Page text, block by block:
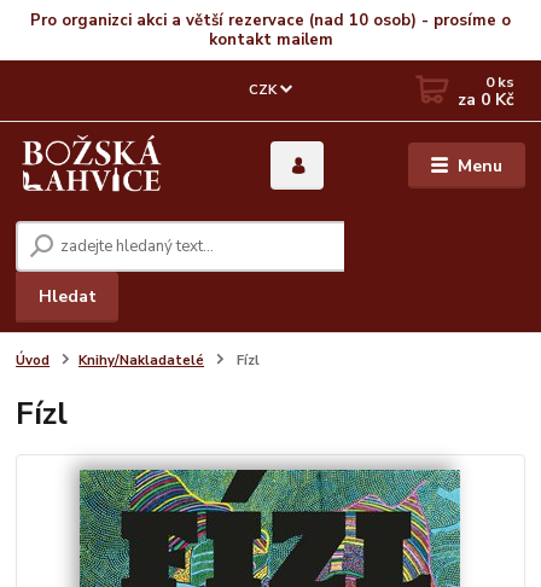
Pro organizci akci a větší rezervace (nad 10 osob) - prosíme o
kontakt mailem
Menu
CZK
Hledat
0ks
za 0 Kč
Úvod Knihy/Nakladatelé Fízl
Fízl